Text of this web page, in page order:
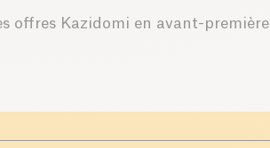
offres Kazidomi en avant-première